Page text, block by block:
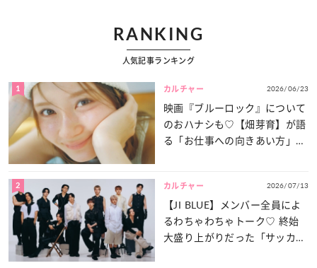
RANKING
人気記事ランキング
1 カルチャー 2026/06/23
映画『ブルーロック』について
のおハナシも♡【畑芽育】が語
る「お仕事への向きあい方」と
2 カルチャー 2026/07/13
【JI BLUE】メンバー全員によ
るわちゃわちゃトーク♡ 終始
大盛り上がりだった「サッカー